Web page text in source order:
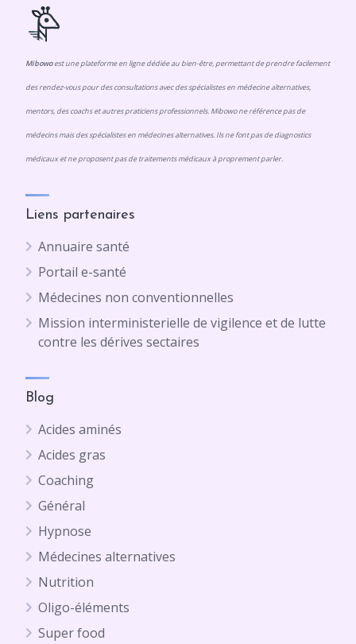
Mibowoest une plateforme en ligne dédiée au bien-être, permettant de prendre facilement
des rendez-vous pour des consultations avec des spécialistes en médecine alternatives,
mentors, des coachs et autres praticiens professionnels. Mibowo ne référence pas de
médecins mais des spécialistes en médecines alternatives. Ils ne font pas de diagnostics
médicaux et ne proposent pas de traitements médicaux à proprement parler.
Liens partenaires
Annuaire santé
Portail e-santé
Médecines non conventionnelles
Mission interministerielle de vigilence et de lutte
contre les dérives sectaires
Blog
Acides aminés
Acides gras
Coaching
Général
Hypnose
Médecines alternatives
Nutrition
Oligo-éléments
Super food